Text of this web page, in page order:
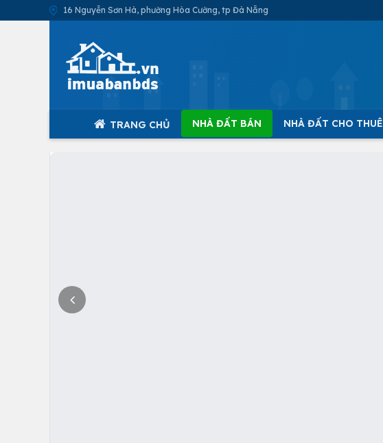
16 Nguyễn Sơn Hà, phường Hòa Cường, tp Đà Nẵng
TRANG CHỦ NHÀ ĐẤT BÁN NHÀ ĐẤT CHO THUÊ